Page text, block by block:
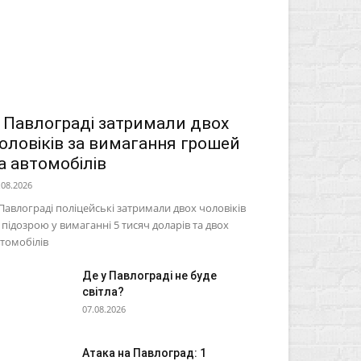
Павлограді затримали двох
за вимагання грошей
автомобілів
поліцейські затримали двох чоловіків
підозрою у вимаганні 5 тисяч доларів та двох
Де у Павлограді не буде
світла?
07.08.2026
Атака на Павлоград: 1